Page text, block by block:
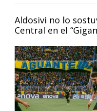
Aldosivi no lo
Central en el